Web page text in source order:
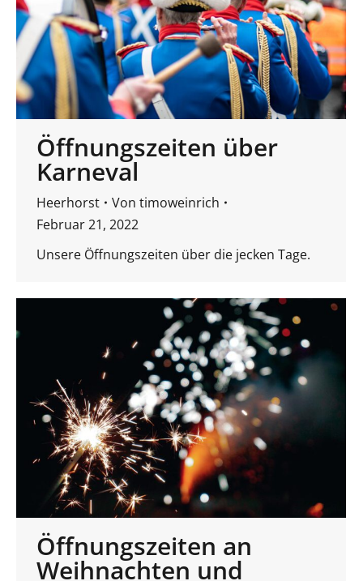
Öffnungszeiten über
Karneval
Heerhorst Von timoweinrich
Februar 21, 2022
Unsere Öffnungszeiten über die jecken Tage.
Öffnungszeiten an
Weihnachten und